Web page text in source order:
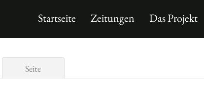
Startseite Zeitungen Das Projekt
Seite